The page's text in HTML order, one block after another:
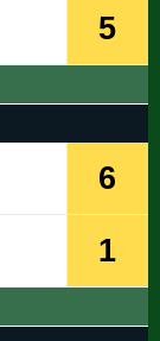
5
6
1